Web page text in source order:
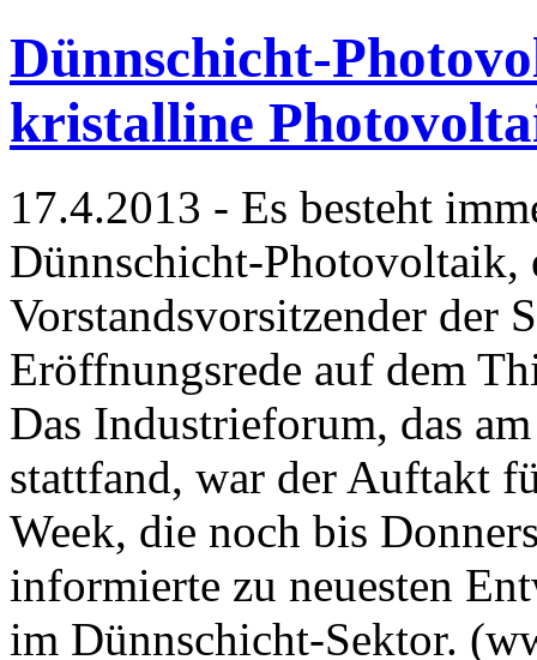
Dünnschicht-
kristalline
17.4.2013 - Es besteht
Dünnschicht-Photovoltaik,
Vorstandsvorsitzender der
Eröffnungsrede auf dem
Das Industrieforum, das
stattfand, war der Auftakt
Week, die noch bis
informierte zu neuesten
im Dünnschicht-Sektor.